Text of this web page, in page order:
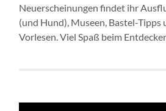
Neuerscheinungen findet ihr
(und Hund), Museen, Bastel-Tipps
Vorlesen. Viel Spaß beim